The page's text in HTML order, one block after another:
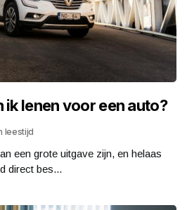
ik lenen voor een auto?
leestijd
een grote uitgave zijn, en helaas
direct bes...